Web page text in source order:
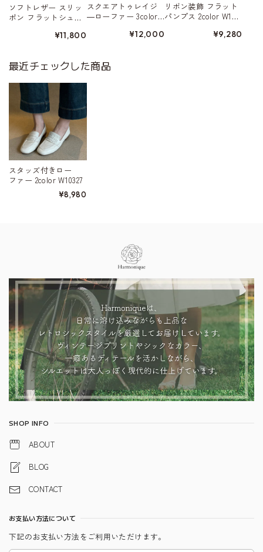
ソフトレザー スリッ
ポン フラットシュー
¥11,800
スクエアトゥレイジ
―ローファー 3color
¥12,000
リボン装飾 フラット
パンプス 2color W104
¥9,280
最近チェックした商品
スタッズ付きロー
ファー 2color W10327
¥8,980
SHOP INFO
ABOUT
BLOG
CONTACT
お支払い方法について
下記のお支払い方法をご利用いただけます。